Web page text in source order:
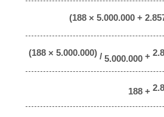
(188 × 5.000.000 +
(188 × 5.000.000)/ 5.000.000+
188 +